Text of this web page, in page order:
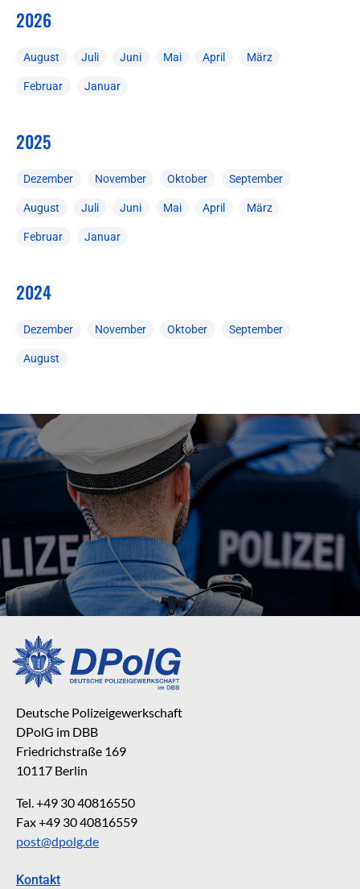
2026
August Juli Juni Mai April März
Februar Januar
2025
Dezember November Oktober September
August Juli Juni Mai April März
Februar Januar
2024
Dezember November Oktober September
August
Deutsche Polizeigewerkschaft
DPolG im DBB
Friedrichstraße 169
10117 Berlin
Tel. +49 30 40816550
Fax +49 30 40816559
post@dpolg.de
Kontakt